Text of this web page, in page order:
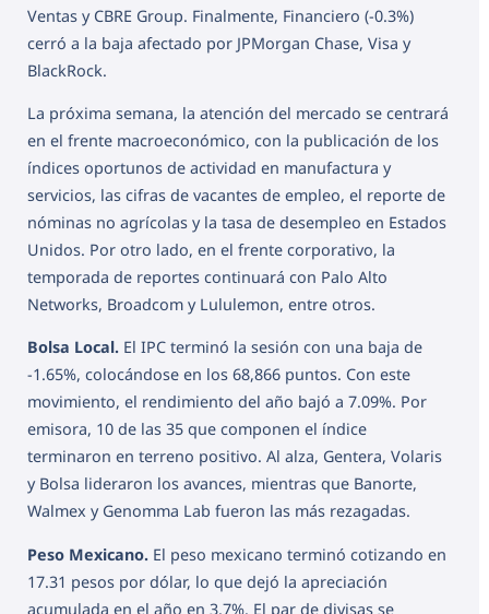
Ventas y CBRE Group. Finalmente, Financiero (-0.3%)
cerró a la baja afectado por JPMorgan Chase, Visa y
BlackRock.
La próxima semana, la atención del mercado se centrará
en el frente macroeconómico, con la publicación de los
índices oportunos de actividad en manufactura y
servicios, las cifras de vacantes de empleo, el reporte de
nóminas no agrícolas y la tasa de desempleo en Estados
Unidos. Por otro lado, en el frente corporativo, la
temporada de reportes continuará con Palo Alto
Networks, Broadcom y Lululemon, entre otros.
Bolsa Local. El IPC terminó la sesión con una baja de
-1.65%, colocándose en los 68,866 puntos. Con este
movimiento, el rendimiento del año bajó a 7.09%. Por
emisora, 10 de las 35 que componen el índice
terminaron en terreno positivo. Al alza, Gentera, Volaris
y Bolsa lideraron los avances, mientras que Banorte,
Walmex y Genomma Lab fueron las más rezagadas.
Peso Mexicano. El peso mexicano terminó cotizando en
17.31 pesos por dólar, lo que dejó la apreciación
acumulada en el año en 3.7%. El par de divisas se